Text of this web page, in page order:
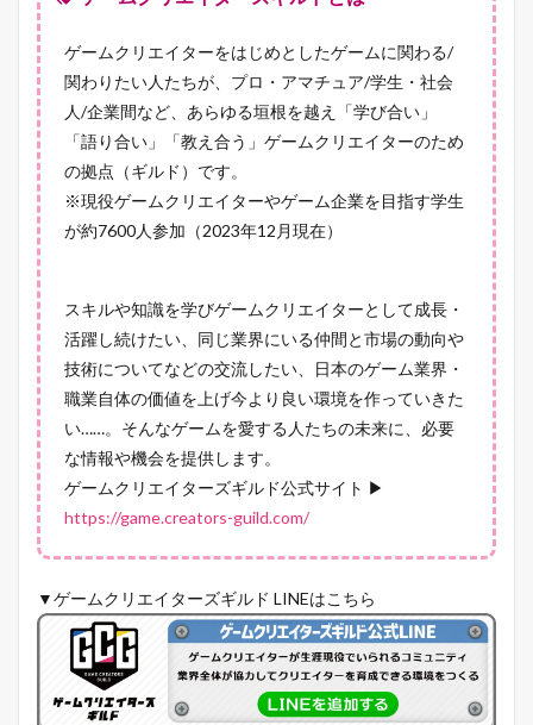
ゲームクリエイターをはじめとしたゲームに関わる/
関わりたい人たちが、プロ・アマチュア/学生・社会
人/企業間など、あらゆる垣根を越え「学び合い」
「語り合い」「教え合う」ゲームクリエイターのため
の拠点（ギルド）です。
※現役ゲームクリエイターやゲーム企業を目指す学生
が約7600人参加（2023年12月現在）
スキルや知識を学びゲームクリエイターとして成長・
活躍し続けたい、同じ業界にいる仲間と市場の動向や
技術についてなどの交流したい、日本のゲーム業界・
職業自体の価値を上げ今より良い環境を作っていきた
い……。そんなゲームを愛する人たちの未来に、必要
な情報や機会を提供します。
ゲームクリエイターズギルド公式サイト ▶
https://game.creators-guild.com/
▼ゲームクリエイターズギルド LINEはこちら